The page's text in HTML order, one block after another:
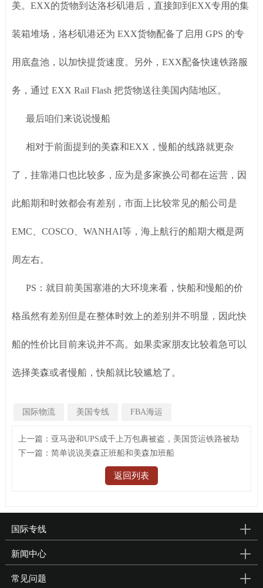
美。EXX的货物到达洛杉矶港后，直接卸到EXX专用的集
装箱堆场，洛杉矶港还为 EXX货物配备了启用 GPS 的专
用底盘池，以加快提货速度。另外，EXX配备快速铁路服
务，通过 EXX Rail Flash 把货物送往美国内陆地区。
最后咱们来说说慢船
相对于前面提到的美森和EXX，慢船的线路就更杂
了，挂靠港口也比较多，应为是多家换公司都在运营，因
此船期和时效都会有差别，市面上比较常见的船公司是
EMC、COSCO、WANHAI等，海上航行的船期大概是两
周左右。
PS：就目前美国塞港的大环境来看，快船和慢船的价
格虽然有差别但是在整体时效上的差别并不明显，因此快
船的性价比目前来说并不高。如果卖家朋友比较着急可以
选择美森或者慢船，快船就比较尴尬了。
国际物流 美国专线 FBA海运
上一篇：亚马逊和UPS成千上万包裹被盗，美国货运铁路被劫
下一篇：简单说说美森正班船和美森加班船
返回列表
国际专线
新闻中心
常见问题